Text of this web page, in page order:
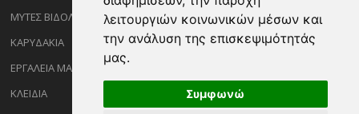
λειτουργιών κοινωνικών μέσων και
την ανάλυση της επισκεψιμότητάς
μας.
Συμφωνώ
ΜΥΤΕΣ ΒΙΔΟΛΟΓΩΝ
ΚΑΡΥΔΑΚΙΑ
ΕΡΓΑΛΕΙΑ ΜΑΡΑΓΓΩΝ
ΚΛΕΙΔΙΑ